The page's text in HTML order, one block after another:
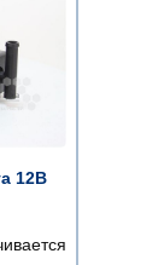
12В